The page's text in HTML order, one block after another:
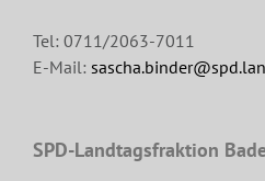
Tel: 0711/2063-7011
E-Mail:
SPD-Landtagsfraktion